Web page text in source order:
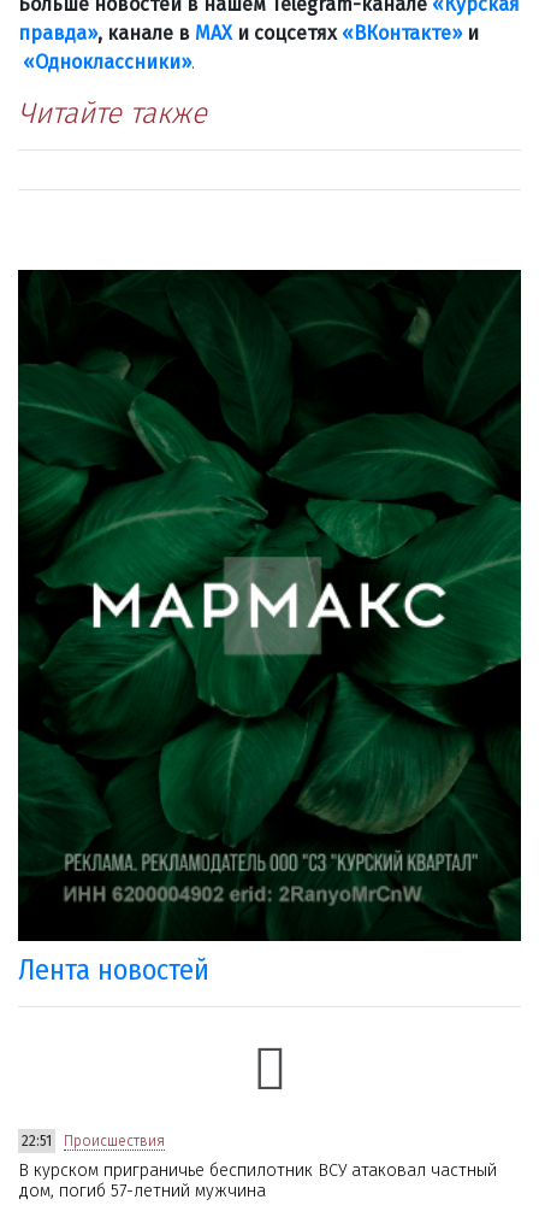
правда», канале в МАХи соцсетях «ВКонтакте»и
«Одноклассники».
Читайте также
Лента новостей
22:51 Происшествия
В курском приграничье беспилотник ВСУ атаковал частный
дом, погиб 57-летний мужчина